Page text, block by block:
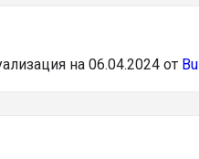
на 06.04.2024 от